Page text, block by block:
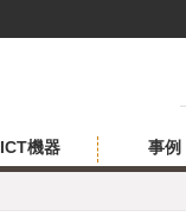
ICT機器 事例